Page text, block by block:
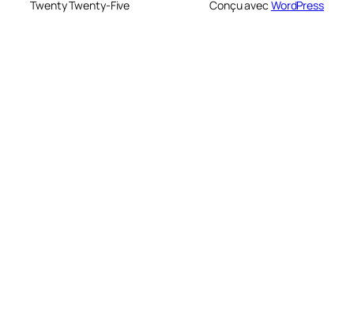
Twenty Twenty-Five Conçu avec WordPress